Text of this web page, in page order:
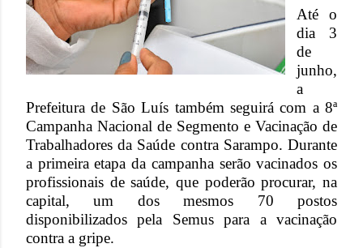
Até o
dia 3
de
junho,
a
Prefeitura de São Luís também seguirá com a 8ª
Campanha Nacional de Segmento e Vacinação de
Trabalhadores da Saúde contra Sarampo. Durante
a primeira etapa da campanha serão vacinados os
profissionais de saúde, que poderão procurar, na
capital, um dos mesmos 70 postos
disponibilizados pela Semus para a vacinação
contra a gripe.